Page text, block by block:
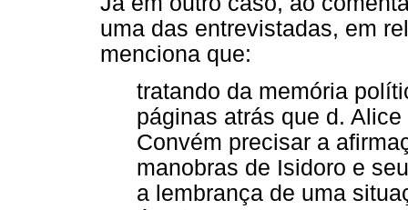
uma das entrevistadas, em
menciona que:
tratando da memória
páginas atrás que d.
Convém precisar a
manobras de Isidoro e
a lembrança de uma